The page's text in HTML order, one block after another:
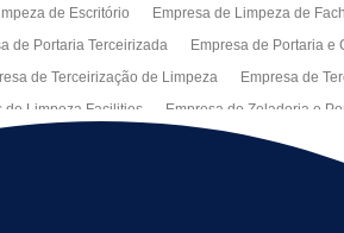
de Escritório Empresa de Limpeza de
de Portaria Terceirizada Empresa de Portaria e
de Terceirização de Limpeza
Empresa de
de Limpeza Facilities Empresa de Zeladoria e
Jardinagem
Recepção
Serviços da